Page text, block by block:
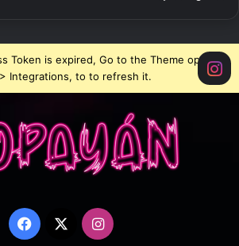
Token is expired, Go to the Theme options
Integrations, to to refresh it.
Facebook Instagram